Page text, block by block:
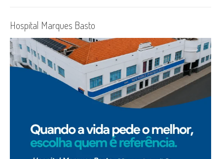
Hospital Marques Basto